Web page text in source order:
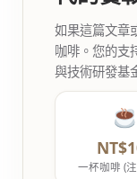
如果這篇文章
咖啡。您的支
與技術研發基
一杯咖啡 (